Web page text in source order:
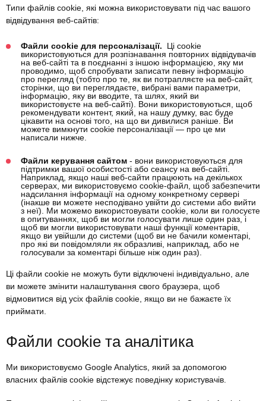
Типи файлів cookie, які можна використовувати під час вашого
відвідування веб-сайтів:
Файли cookie для персоналізації. Ці cookie
використовуються для розпізнавання повторних відвідувачів
на веб-сайті та в поєднанні з іншою інформацією, яку ми
проводимо, щоб спробувати записати певну інформацію
про перегляд (тобто про те, як ви потрапляєте на веб-сайт,
сторінки, що ви переглядаєте, вибрані вами параметри,
інформацію, яку ви вводите, та шлях, який ви
використовуєте на веб-сайті). Вони використовуються, щоб
рекомендувати контент, який, на нашу думку, вас буде
цікавити на основі того, на що ви дивилися раніше. Ви
можете вимкнути cookie персоналізації — про це ми
написали нижче.
Файли керування сайтом - вони використовуються для
підтримки вашої особистості або сеансу на веб-сайті.
Наприклад, якщо наші веб-сайти працюють на декількох
серверах, ми використовуємо cookie-файл, щоб забезпечити
надсилання інформації на одному конкретному сервері
(інакше ви можете несподівано увійти до системи або вийти
з неї). Ми можемо використовувати cookie, коли ви голосуєте
в опитуваннях, щоб ви могли голосувати лише один раз, і
щоб ви могли використовувати наші функції коментарів,
якщо ви увійшли до системи (щоб ви не бачили коментарі,
про які ви повідомляли як образливі, наприклад, або не
голосували за коментарі більше ніж один раз).
Ці файли cookie не можуть бути відключені індивідуально, але
ви можете змінити налаштування свого браузера, щоб
відмовитися від усіх файлів cookie, якщо ви не бажаєте їх
приймати.
Файли cookie та аналітика
Ми використовуємо Google Analytics, який за допомогою
власних файлів cookie відстежує поведінку користувачів.